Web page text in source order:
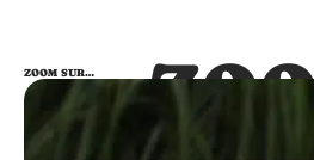
ZOOM SUR…